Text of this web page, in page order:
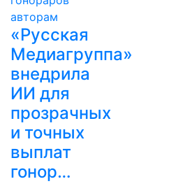
«Русская
Медиагруппа»
внедрила
ИИ для
прозрачных
и точных
выплат
гонор…